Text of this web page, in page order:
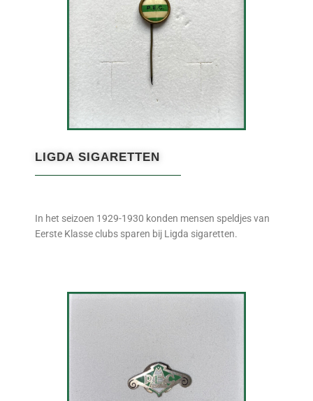
LIGDA SIGARETTEN
In het seizoen 1929-1930 konden mensen speldjes van
Eerste Klasse clubs sparen bij Ligda sigaretten.